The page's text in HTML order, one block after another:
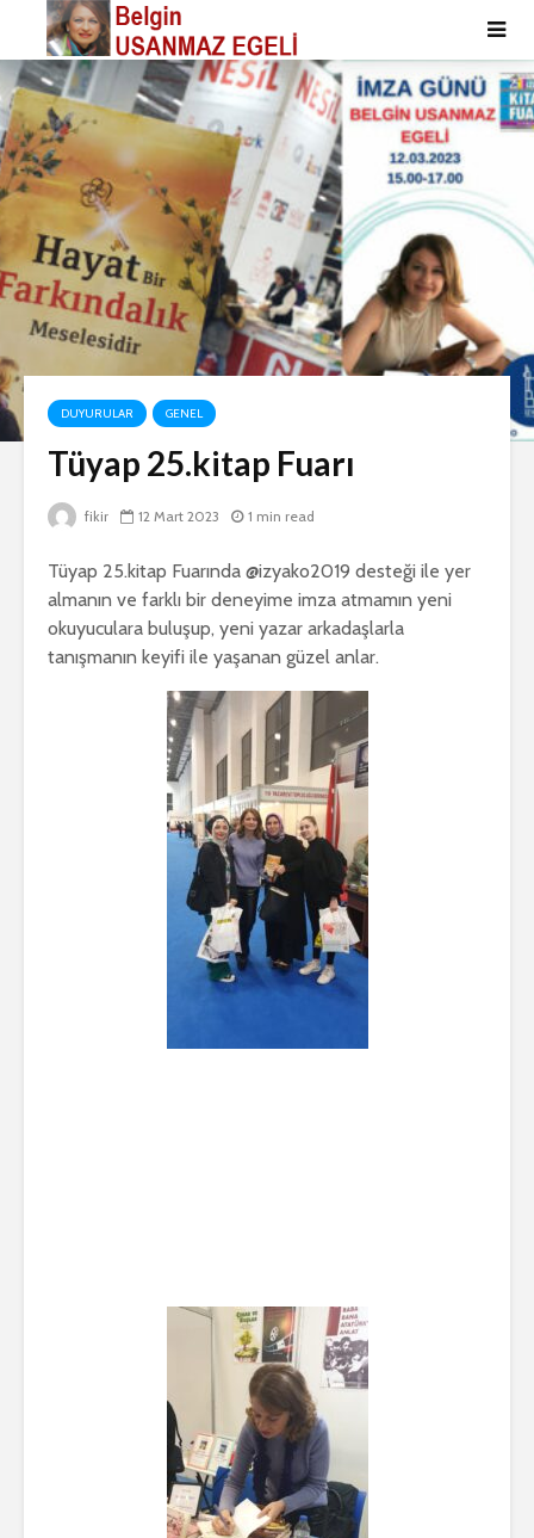
DUYURULAR GENEL
Tüyap 25.kitap Fuarı
fikir 12 Mart 2023 1 min read
Tüyap 25.kitap Fuarında @izyako2019 desteği ile yer
almanın ve farklı bir deneyime imza atmamın yeni
okuyuculara buluşup, yeni yazar arkadaşlarla
tanışmanın keyifi ile yaşanan güzel anlar.